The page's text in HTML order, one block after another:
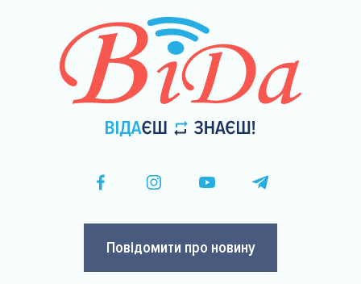
Повідомити про новину